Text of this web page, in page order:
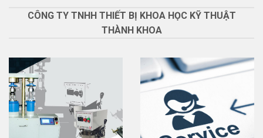
CÔNG TY TNHH THIẾT BỊ KHOA HỌC KỸ THUẬT
THÀNH KHOA